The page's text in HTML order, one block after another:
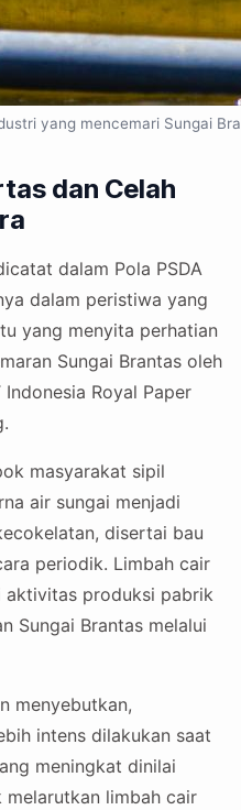
yang mencemari Sungai
dan Celah
dalam Pola PSDA
dalam peristiwa yang
yang menyita perhatian
Sungai Brantas oleh
Royal Paper
masyarakat sipil
air sungai menjadi
disertai bau
periodik. Limbah cair
aktivitas produksi pabrik
Sungai Brantas melalui
menyebutkan,
intens dilakukan saat
meningkat dinilai
melarutkan limbah cair